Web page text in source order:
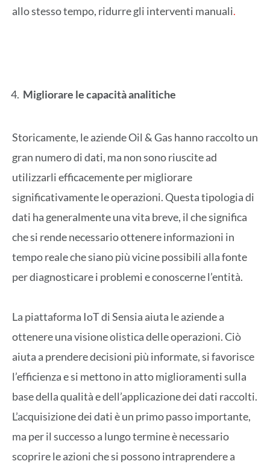
allo stesso tempo, ridurre gli interventi manuali.
Migliorare le capacità analitiche
Storicamente, le aziende Oil & Gas hanno raccolto un
gran numero di dati, ma non sono riuscite ad
utilizzarli efficacemente per migliorare
significativamente le operazioni. Questa tipologia di
dati ha generalmente una vita breve, il che significa
che si rende necessario ottenere informazioni in
tempo reale che siano più vicine possibili alla fonte
per diagnosticare i problemi e conoscerne l’entità.
La piattaforma IoT di Sensia aiuta le aziende a
ottenere una visione olistica delle operazioni. Ciò
aiuta a prendere decisioni più informate, si favorisce
l’efficienza e si mettono in atto miglioramenti sulla
base della qualità e dell’applicazione dei dati raccolti.
L’acquisizione dei dati è un primo passo importante,
ma per il successo a lungo termine è necessario
scoprire le azioni che si possono intraprendere a